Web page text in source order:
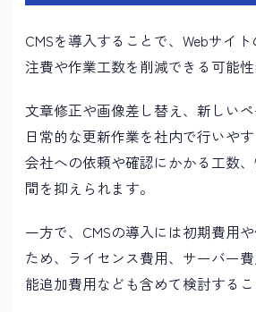
CMSを導入することで、Webサイ
注費や作業工数を削減できる可能性
文章修正や画像差し替え、新しいペ
日常的な更新作業を社内で行いや
会社への依頼や確認にかかる工数
間を抑えられます。
一方で、CMSの導入には初期費用
ため、ライセンス費用、サーバー
能追加費用なども含めて検討するこ